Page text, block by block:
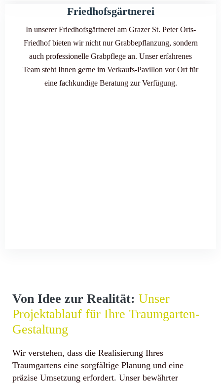
Friedhofsgärtnerei
In unserer Friedhofsgärtnerei am Grazer St. Peter Orts-
Friedhof bieten wir nicht nur Grabbepflanzung, sondern
auch professionelle Grabpflege an. Unser erfahrenes
Team steht Ihnen gerne im Verkaufs-Pavillon vor Ort für
eine fachkundige Beratung zur Verfügung.
Von Idee zur Realität: Unser
Projektablauf für Ihre Traumgarten-
Gestaltung
Wir verstehen, dass die Realisierung Ihres
Traumgartens eine sorgfältige Planung und eine
präzise Umsetzung erfordert. Unser bewährter